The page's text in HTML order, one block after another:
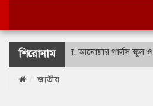
শিরোনাম
বীর উত্তম লে. আনোয়ার গার্লস স্কুল ও
জাতীয়